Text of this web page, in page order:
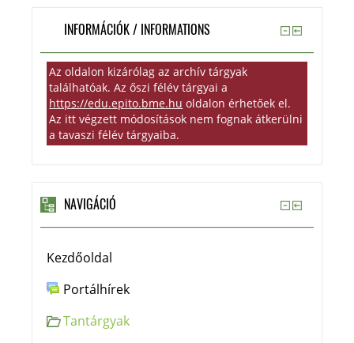
INFORMÁCIÓK / INFORMATIONS
Az oldalon kizárólag az archív tárgyak
találhatóak. Az őszi félév tárgyai a
https://edu.epito.bme.hu oldalon érhetőek el.
Az itt végzett módosítások nem fognak átkerülni
a tavaszi félév tárgyaiba.
NAVIGÁCIÓ
Kezdőoldal
Portálhírek
Tantárgyak